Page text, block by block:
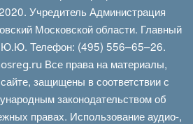
Учредитель Администрация
Московской области. Главный
Ю.Ю. Телефон: (495) 556–65–26.
Все права на материалы,
защищены в соответствии с
законодательством об
правах. Использование аудио-,